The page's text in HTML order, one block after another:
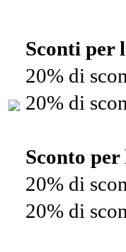
Sconti per
20% di
20% di
Sconto
20% di
20% di